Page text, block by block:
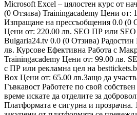
Microsoft Excel – цялостен курс от
(0 Отзива) Trainingacademy Цени от:
Изпращане на прессъобщения 0.0 (0
Цени от: 220.00 лв. SEO ПР или
Bulgaria24.tv 0.0 (0 Отзива)
лв. Курсове Ефективна Работа с
Trainingacademy Цени от: 99.00 лв.
с ПР или рекламна цел на
Box Цени от: 65.00 лв.Защо да
Гъвкавост Работете по свой
време искате да отделите за
Платформата е сигурна и прозрачна.